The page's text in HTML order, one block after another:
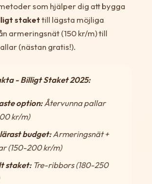
som hjälper dig att bygga
stakettill lägsta möjliga
armeringsnät (150 kr/m) till
(nästan gratis!).
- Billigt Staket 2025:
option:Återvunna pallar
kr/m)
budget:Armeringsnät +
(150-200 kr/m)
staket:Tre-ribbors (180-250